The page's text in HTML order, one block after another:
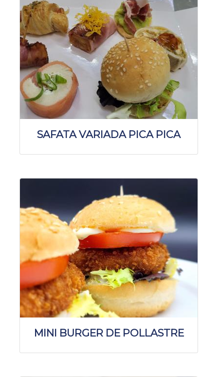
SAFATA VARIADA PICA PICA
MINI BURGER DE POLLASTRE